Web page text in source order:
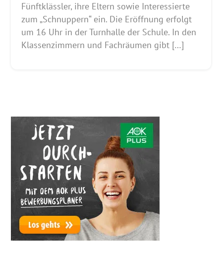
Fünftklässler, ihre Eltern sowie Interessierte
zum „Schnuppern“ ein. Die Eröffnung erfolgt
um 16 Uhr in der Turnhalle der Schule. In den
Klassenzimmern und Fachräumen gibt […]